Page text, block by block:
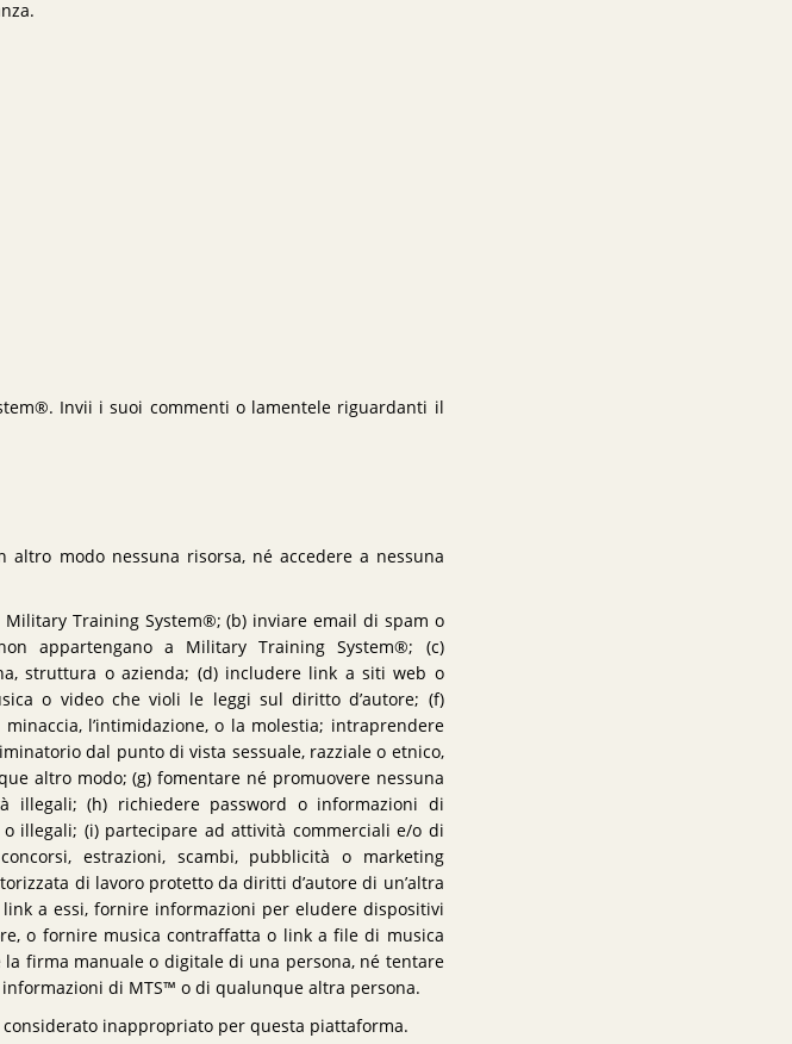
Invii i suoi commenti o lamentele riguardanti il
modo nessuna risorsa, né accedere a nessuna
Training System®; (b) inviare email di spam o
appartengano a Military Training System®; (c)
struttura o azienda; (d) includere link a siti web o
o video che violi le leggi sul diritto d’autore; (f)
l’intimidazione, o la molestia; intraprendere
dal punto di vista sessuale, razziale o etnico,
altro modo; (g) fomentare né promuovere nessuna
(h) richiedere password o informazioni di
illegali; (i) partecipare ad attività commerciali e/o di
estrazioni, scambi, pubblicità o marketing
di lavoro protetto da diritti d’autore di un’altra
a essi, fornire informazioni per eludere dispositivi
o fornire musica contraffatta o link a file di musica
firma manuale o digitale di una persona, né tentare
di MTS™ o di qualunque altra persona.
inappropriato per questa piattaforma.